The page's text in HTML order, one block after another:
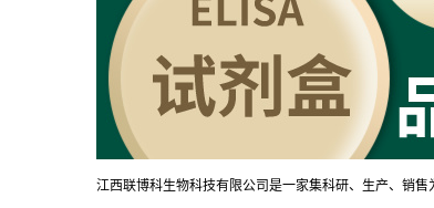
江西联博科生物科技有限公司是一家集科研、生产、销